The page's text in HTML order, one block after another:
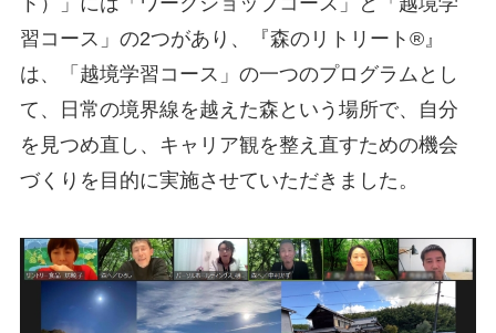
習コース」の2つがあり、『森のリトリート®』
は、「越境学習コース」の一つのプログラムとし
て、日常の境界線を越えた森という場所で、自分
を見つめ直し、キャリア観を整え直すための機会
づくりを目的に実施させていただきました。